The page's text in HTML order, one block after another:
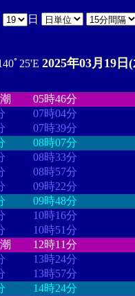
日
ﾟ25'E 2025年03月19日
05時46分
07時04分
07時39分
08時07分
08時33分
08時57分
09時22分
09時48分
10時16分
10時51分
12時11分
13時24分
13時57分
14時24分